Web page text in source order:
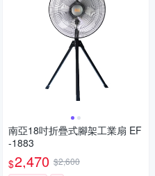
南亞18吋折疊式腳架工業扇 EF
-1883
$2,470 $2,600